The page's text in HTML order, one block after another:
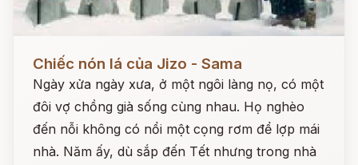
Đọc ngay
Chiếc nón lá của Jizo - Sama
Ngày xửa ngày xưa, ở một ngôi làng nọ, có một
đôi vợ chồng già sống cùng nhau. Họ nghèo
đến nỗi không có nổi một cọng rơm để lợp mái
nhà. Năm ấy, dù sắp đến Tết nhưng trong nhà